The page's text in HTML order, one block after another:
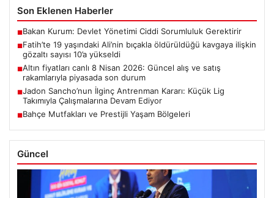
Son Eklenen Haberler
■Bakan Kurum: Devlet Yönetimi Ciddi Sorumluluk Gerektirir
■Fatih’te 19 yaşındaki Ali’nin bıçakla öldürüldüğü kavgaya ilişkin
gözaltı sayısı 10’a yükseldi
■Altın fiyatları canlı 8 Nisan 2026: Güncel alış ve satış
rakamlarıyla piyasada son durum
■Jadon Sancho’nun İlginç Antrenman Kararı: Küçük Lig
Takımıyla Çalışmalarına Devam Ediyor
■Bahçe Mutfakları ve Prestijli Yaşam Bölgeleri
Güncel